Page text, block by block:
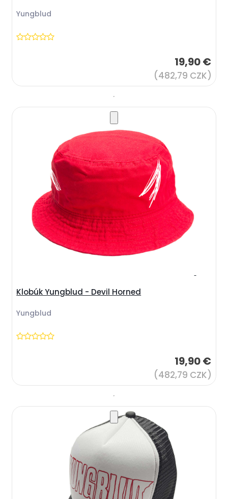
Yungblud
19,90 €
(482,79 CZK)
Klobúk Yungblud - Devil Horned
Yungblud
19,90 €
(482,79 CZK)